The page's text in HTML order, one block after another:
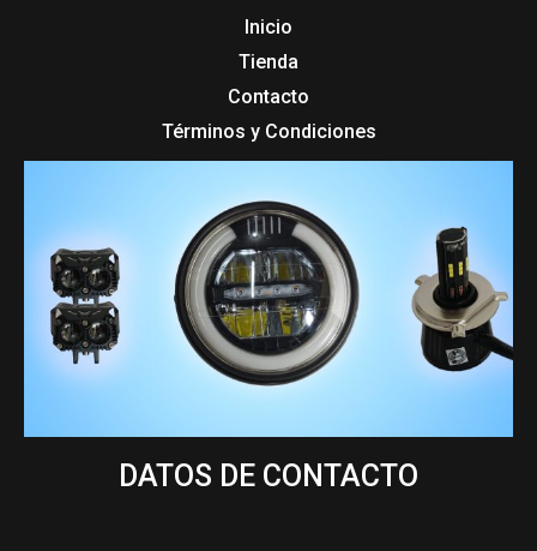
Inicio
Tienda
Contacto
Términos y Condiciones
DATOS DE CONTACTO